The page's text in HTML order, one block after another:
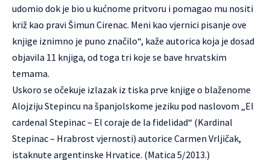
udomio dok je bio u kućnome pritvoru i pomagao mu nositi
križ kao pravi Šimun Cirenac. Meni kao vjernici pisanje ove
knjige iznimno je puno značilo“, kaže autorica koja je dosad
objavila 11 knjiga, od toga tri koje se bave hrvatskim
temama.
Uskoro se očekuje izlazak iz tiska prve knjige o blaženome
Alojziju Stepincu na španjolskome jeziku pod naslovom „El
cardenal Stepinac – El coraje de la fidelidad“ (Kardinal
Stepinac – Hrabrost vjernosti) autorice Carmen Vrljičak,
istaknute argentinske Hrvatice. (Matica 5/2013.)